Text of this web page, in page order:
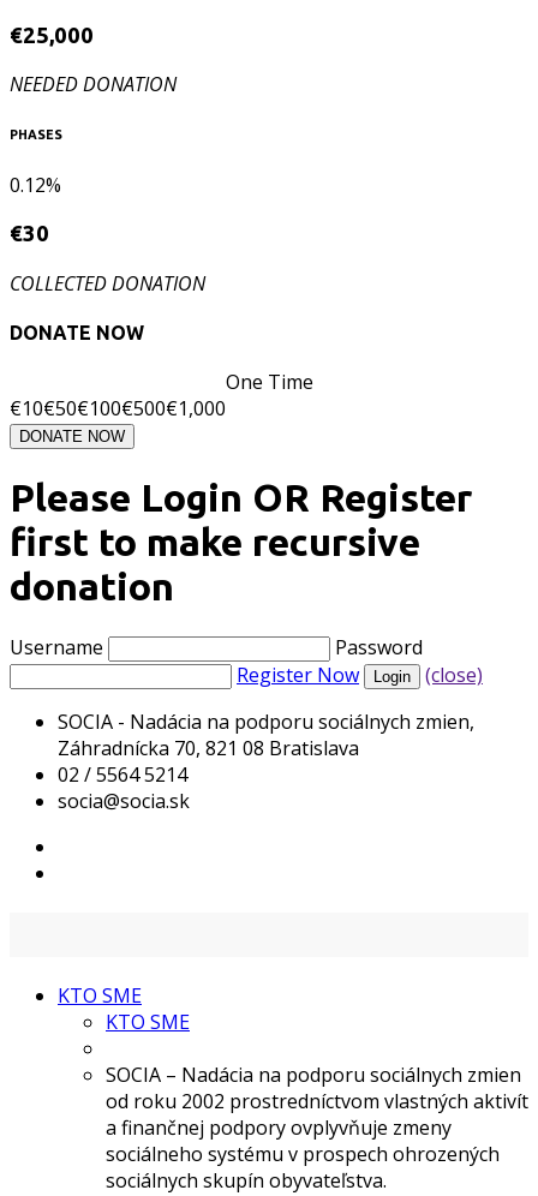
€25,000
NEEDED DONATION
PHASES
0.12%
€30
COLLECTED DONATION
DONATE NOW
One Time
€10€50€100€500€1,000
DONATE NOW
Please Login OR Register
first to make recursive
donation
Username
Password
Register Now
(close)
SOCIA - Nadácia na podporu sociálnych zmien,
Záhradnícka 70, 821 08 Bratislava
02 / 5564 5214
socia@socia.sk
KTO SME
KTO SME
SOCIA – Nadácia na podporu sociálnych zmien
od roku 2002 prostredníctvom vlastných aktivít
a finančnej podpory ovplyvňuje zmeny
sociálneho systému v prospech ohrozených
sociálnych skupín obyvateľstva.